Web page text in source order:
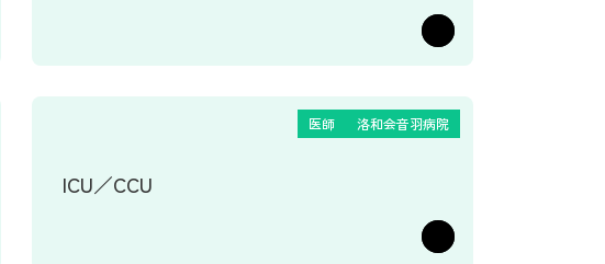
医師 洛和会音羽病院
ICU／CCU